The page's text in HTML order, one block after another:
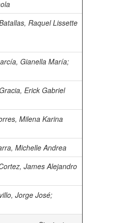
Raquel Lissette
Gianella María;
Erick Gabriel
Milena Karina
Michelle Andrea
James Alejandro
Jorge José;